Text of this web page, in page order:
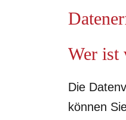
Wer ist
Die
können